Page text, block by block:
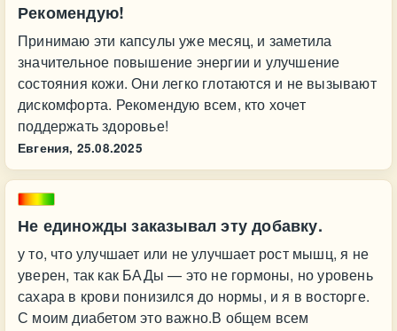
Рекомендую!
Принимаю эти капсулы уже месяц, и заметила
значительное повышение энергии и улучшение
состояния кожи. Они легко глотаются и не вызывают
дискомфорта. Рекомендую всем, кто хочет
поддержать здоровье!
Евгения, 25.08.2025
Не единожды заказывал эту добавку.
у то, что улучшает или не улучшает рост мышц, я не
уверен, так как БАДы — это не гормоны, но уровень
сахара в крови понизился до нормы, и я в восторге.
С моим диабетом это важно.В общем всем